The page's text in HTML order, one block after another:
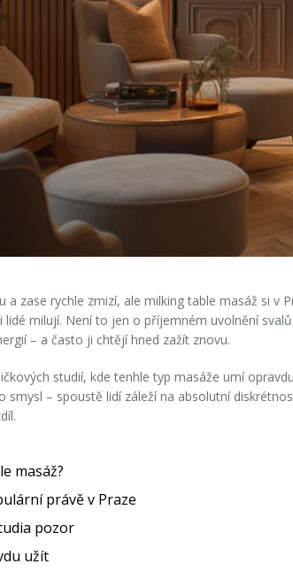
zase rychle zmizí, ale milking table masáž si v
milují. Není to jen o příjemném uvolnění
– a často ji chtějí hned zažít znovu.
studií, kde tenhle typ masáže umí
smysl – spoustě lidí záleží na absolutní
masáž?
právě v Praze
pozor
užít